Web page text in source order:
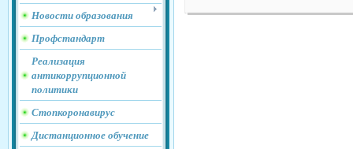
Новости образования
Профстандарт
Реализация
антикоррупционной
политики
Стопкоронавирус
Дистанционное обучение